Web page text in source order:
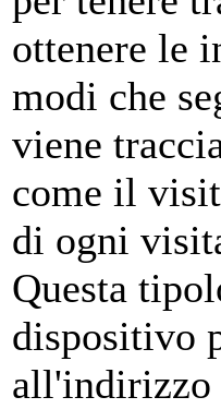
ottenere le
modi che
viene
come il
di ogni
Questa
dispositivo
all'indirizzo